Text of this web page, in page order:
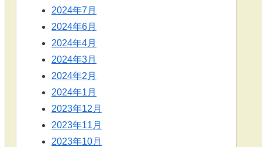
2024年7月
2024年6月
2024年4月
2024年3月
2024年2月
2024年1月
2023年12月
2023年11月
2023年10月